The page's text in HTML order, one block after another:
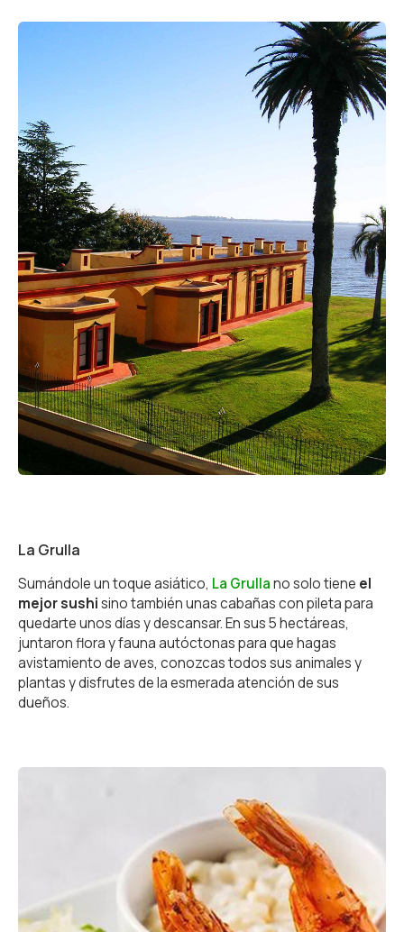
La Grulla
Sumándole un toque asiático, La Grullano solo tiene el
mejor sushisino también unas cabañas con pileta para
quedarte unos días y descansar. En sus 5 hectáreas,
juntaron flora y fauna autóctonas para que hagas
avistamiento de aves, conozcas todos sus animales y
plantas y disfrutes de la esmerada atención de sus
dueños.